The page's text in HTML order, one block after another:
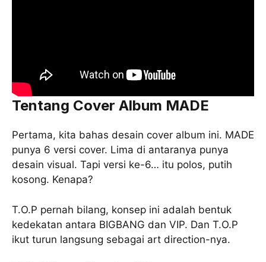
Tentang Cover Album MADE
Pertama, kita bahas desain cover album ini. MADE
punya 6 versi cover. Lima di antaranya punya
desain visual. Tapi versi ke-6… itu polos, putih
kosong. Kenapa?
T.O.P pernah bilang, konsep ini adalah bentuk
kedekatan antara BIGBANG dan VIP. Dan T.O.P
ikut turun langsung sebagai art direction-nya.